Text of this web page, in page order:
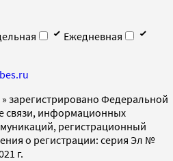
Ежедневная
» зарегистрировано Федеральной
связи, информационных
регистрационный
о регистрации: серия Эл №
г.